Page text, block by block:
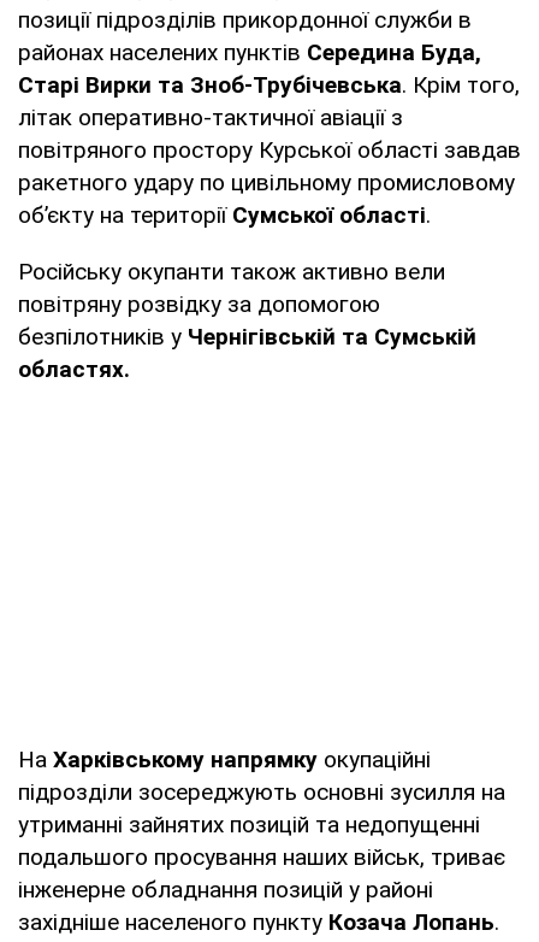
позиції підрозділів прикордонної служби в
районах населених пунктів Середина Буда,
Старі Вирки та Зноб-Трубічевська. Крім того,
літак оперативно-тактичної авіації з
повітряного простору Курської області завдав
ракетного удару по цивільному промисловому
об’єкту на території Сумської області.
Російську окупанти також активно вели
повітряну розвідку за допомогою
безпілотників у Чернігівській та Сумській
областях.
На Харківському напрямку окупаційні
підрозділи зосереджують основні зусилля на
утриманні зайнятих позицій та недопущенні
подальшого просування наших військ, триває
інженерне обладнання позицій у районі
західніше населеного пункту Козача Лопань.